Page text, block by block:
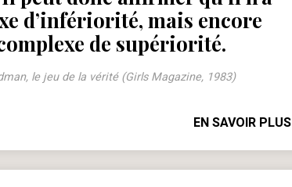
d’infériorité, mais encore
de supériorité.
le jeu de la vérité (Girls Magazine, 1983)
EN SAVOIR PLUS